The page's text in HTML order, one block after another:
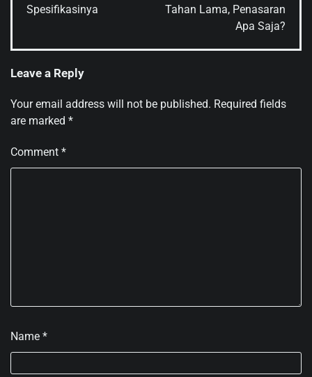
Spesifikasinya
Tahan Lama, Penasaran
Apa Saja?
Leave a Reply
Your email address will not be published. Required fields
are marked *
Comment *
Name *